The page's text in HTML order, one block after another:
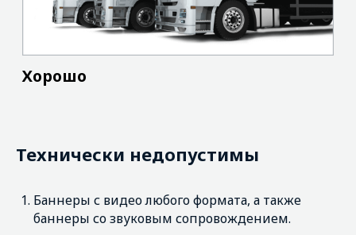
Технически недопустимы
Баннеры с видео любого формата, а также
баннеры со звуковым сопровождением.